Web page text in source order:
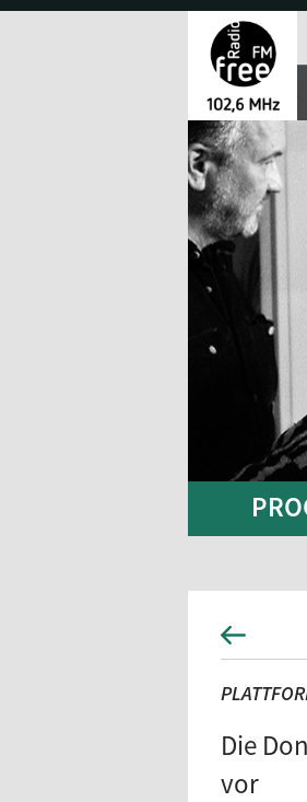
Jump
Die
vor